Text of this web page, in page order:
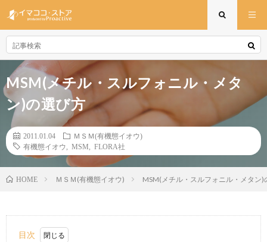
MSM(メチル・スルフォニル・メタ
ン)の選び方
2011.01.04
ＭＳＭ(有機態イオウ)
有機態イオウ
MSM FLORA社
HOME ＭＳＭ(有機態イオウ) MSM(メチル・スルフォニル・メタン)
目次